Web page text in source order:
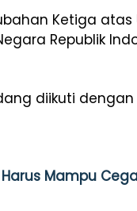
Ketiga
Republik
diikuti
Harus Mampu